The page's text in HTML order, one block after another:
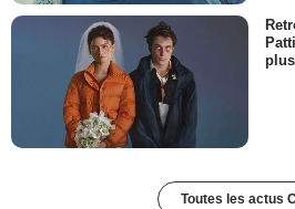
Toutes les actus